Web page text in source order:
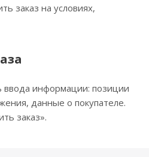
заказ на условиях,
ввода информации: позиции
данные о покупателе.
заказ».